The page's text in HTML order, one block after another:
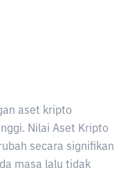
aset kripto
Nilai Aset Kripto
secara signifikan
masa lalu tidak